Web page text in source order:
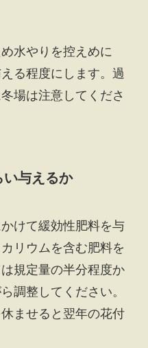
水やりを控えめに
る程度にします。過
場は注意してくださ
い与えるか
けて緩効性肥料を与
リウムを含む肥料を
規定量の半分程度か
調整してください。
ませると翌年の花付